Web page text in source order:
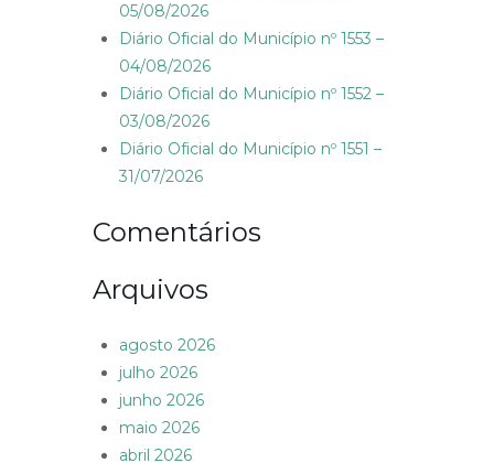
05/08/2026
Diário Oficial do Município nº 1553 –
04/08/2026
Diário Oficial do Município nº 1552 –
03/08/2026
Diário Oficial do Município nº 1551 –
31/07/2026
Comentários
Arquivos
agosto 2026
julho 2026
junho 2026
maio 2026
abril 2026